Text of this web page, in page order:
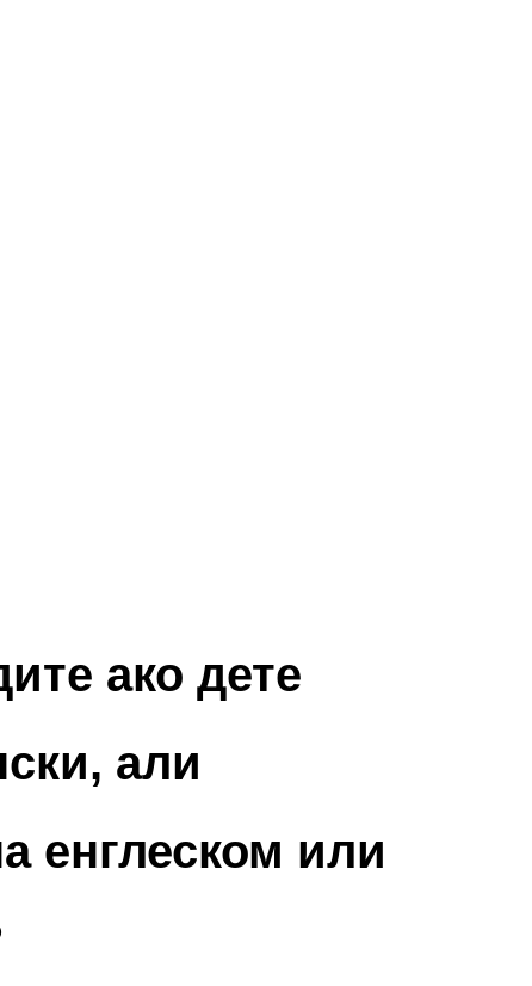
ако дете
али
енглеском или